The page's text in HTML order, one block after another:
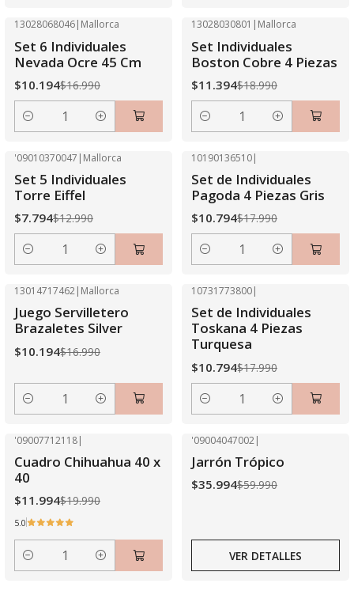
13028068046| Mallorca
Set 6 Individuales
Nevada Ocre 45 Cm
$10.194$16.990
Cantidad
13028030801 | Mallorca
Set Individuales
Boston Cobre 4 Piezas
$11.394$18.990
Cantidad
'09010370047 | Mallorca
Set 5 Individuales
Torre Eiffel
$7.794$12.990
Cantidad
10190136510|
Set de Individuales
Pagoda 4 Piezas Gris
$10.794$17.990
Cantidad
13014717462| Mallorca
Juego Servilletero
Brazaletes Silver
$10.194$16.990
Cantidad
10731773800|
Set de Individuales
Toskana 4 Piezas
Turquesa
$10.794$17.990
Cantidad
'09007712118|
Cuadro Chihuahua 40 x
40
$11.994$19.990
5.0
Cantidad
Agotado
'09004047002|
Jarrón Trópico
$35.994$59.990
VER DETALLES